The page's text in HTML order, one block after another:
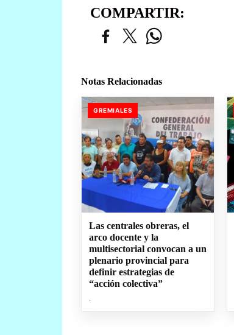
COMPARTIR:
Notas Relacionadas
GREMIALES
Las centrales obreras, el
arco docente y la
multisectorial convocan a un
plenario provincial para
definir estrategias de
“acción colectiva”
.